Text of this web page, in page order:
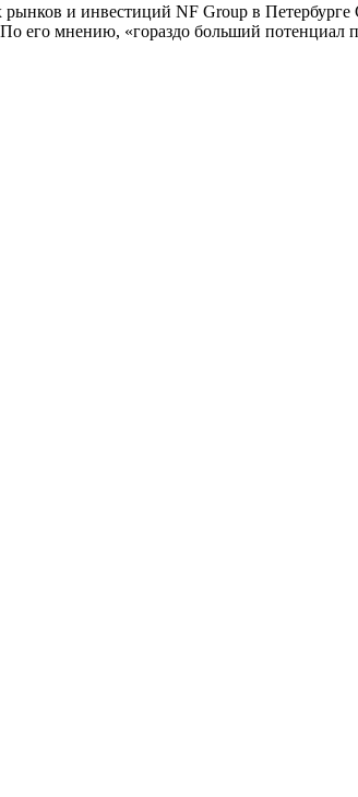
и инвестиций NF Group в Петербурге
его мнению, «гораздо больший